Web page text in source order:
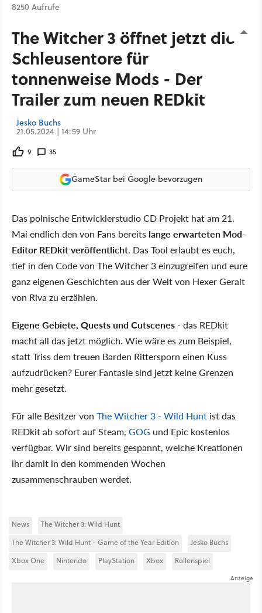
8250 Aufrufe
The Witcher 3 öffnet jetzt die
Schleusentore für
tonnenweise Mods - Der
Trailer zum neuen REDkit
Jesko Buchs
21.05.2024 | 14:59 Uhr
9 35
GameStar bei Google bevorzugen
Das polnische Entwicklerstudio CD Projekt hat am 21.
Mai endlich den von Fans bereits lange erwarteten Mod-
Editor REDkit veröffentlicht. Das Tool erlaubt es euch,
tief in den Code von The Witcher 3 einzugreifen und eure
ganz eigenen Geschichten aus der Welt von Hexer Geralt
von Riva zu erzählen.
Eigene Gebiete, Quests und Cutscenes - das REDkit
macht all das jetzt möglich. Wie wäre es zum Beispiel,
statt Triss dem treuen Barden Rittersporn einen Kuss
aufzudrücken? Eurer Fantasie sind jetzt keine Grenzen
mehr gesetzt.
Für alle Besitzer von The Witcher 3 - Wild Hunt ist das
REDkit ab sofort auf Steam, GOG und Epic kostenlos
verfügbar. Wir sind bereits gespannt, welche Kreationen
ihr damit in den kommenden Wochen
zusammenschrauben werdet.
News
The Witcher 3: Wild Hunt
The Witcher 3: Wild Hunt - Game of the Year Edition
Jesko Buchs
Xbox One
Nintendo PlayStation Xbox Rollenspiel